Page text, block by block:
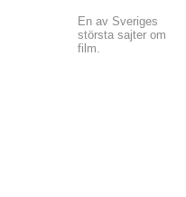
En av Sveriges
största sajter om
film.